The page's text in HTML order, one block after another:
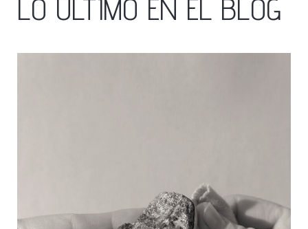
LO ÚLTIMO EN EL BLOG